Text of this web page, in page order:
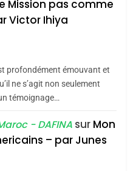
: Les amandes de
le miel de Tadla
produits
– Vanessa
Stauber
Mission pas comme
Victor Ihiya
profondément émouvant et
ne s’agit non seulement
témoignage…
- DAFINA sur Mon
– par Junes